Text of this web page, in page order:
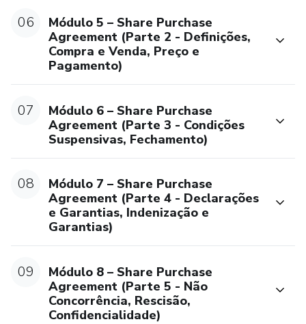
06
Módulo 5 – Share Purchase
Agreement (Parte 2 - Definições,
Compra e Venda, Preço e
Pagamento)
07
Módulo 6 – Share Purchase
Agreement (Parte 3 - Condições
Suspensivas, Fechamento)
08
Módulo 7 – Share Purchase
Agreement (Parte 4 - Declarações
e Garantias, Indenização e
Garantias)
09
Módulo 8 – Share Purchase
Agreement (Parte 5 - Não
Concorrência, Rescisão,
Confidencialidade)